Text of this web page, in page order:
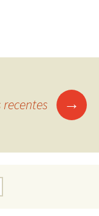
recentes →